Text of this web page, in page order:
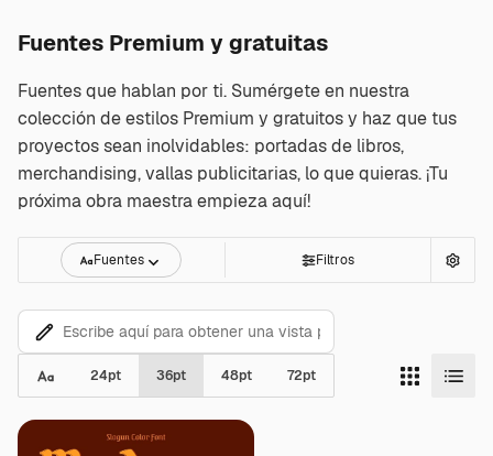
Fuentes Premium y gratuitas
Fuentes que hablan por ti. Sumérgete en nuestra
colección de estilos Premium y gratuitos y haz que tus
proyectos sean inolvidables: portadas de libros,
merchandising, vallas publicitarias, lo que quieras. ¡Tu
próxima obra maestra empieza aquí!
Fuentes Filtros
24pt 36pt 48pt 72pt